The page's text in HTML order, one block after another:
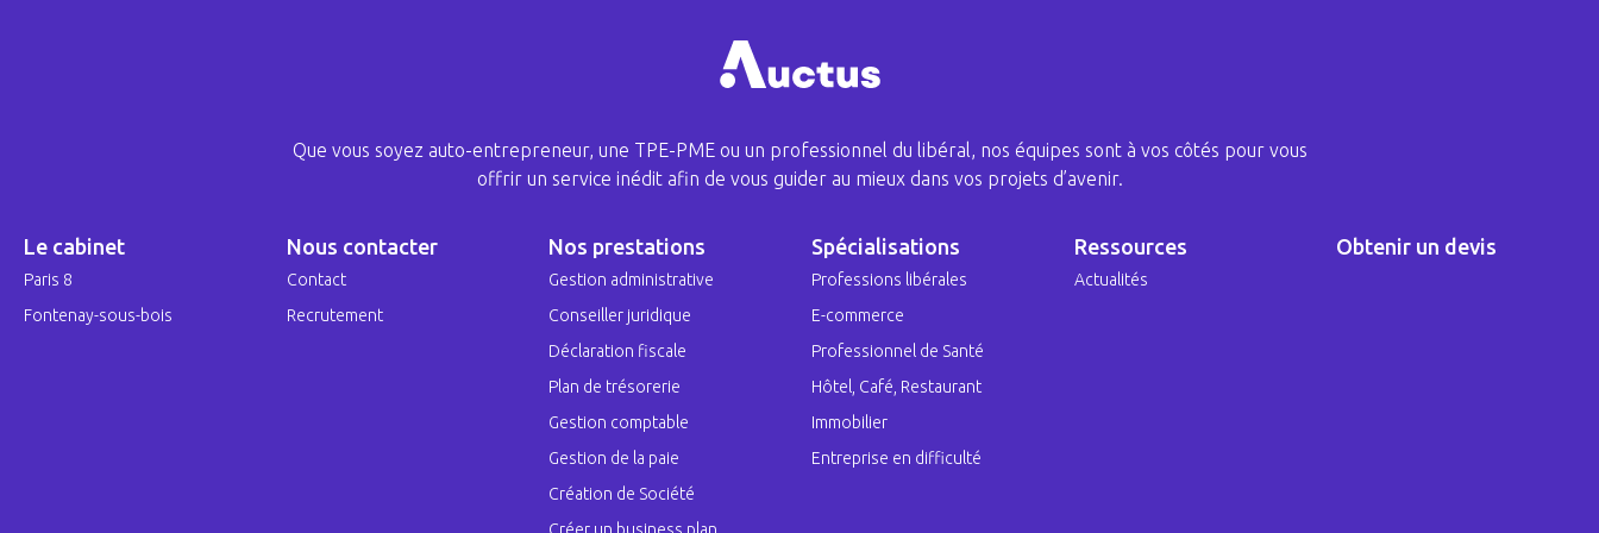
Que vous soyez auto-entrepreneur, une TPE-PME ou un professionnel du libéral, nos équipes sont à vos côtés pour vous
offrir un service inédit afin de vous guider au mieux dans vos projets d’avenir.
Le cabinet
Paris 8
Fontenay-sous-bois
Nous contacter
Contact
Recrutement
Nos prestations
Gestion administrative
Conseiller juridique
Déclaration fiscale
Plan de trésorerie
Gestion comptable
Gestion de la paie
Création de Société
Spécialisations
Professions libérales
E-commerce
Professionnel de Santé
Hôtel, Café, Restaurant
Immobilier
Entreprise en difficulté
Ressources
Actualités
Obtenir un devis